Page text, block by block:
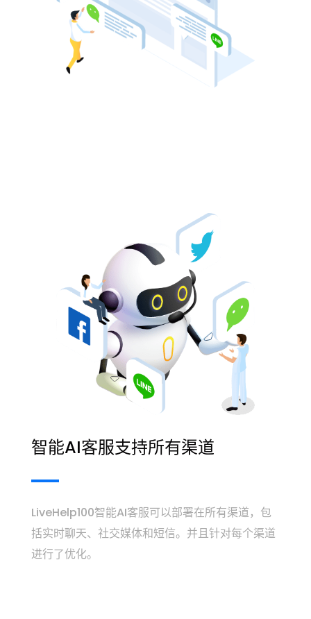
智能AI客服支持所有渠道
LiveHelp100智能AI客服可以部署在所有渠道，包
括实时聊天、社交媒体和短信。并且针对每个渠道
进行了优化。